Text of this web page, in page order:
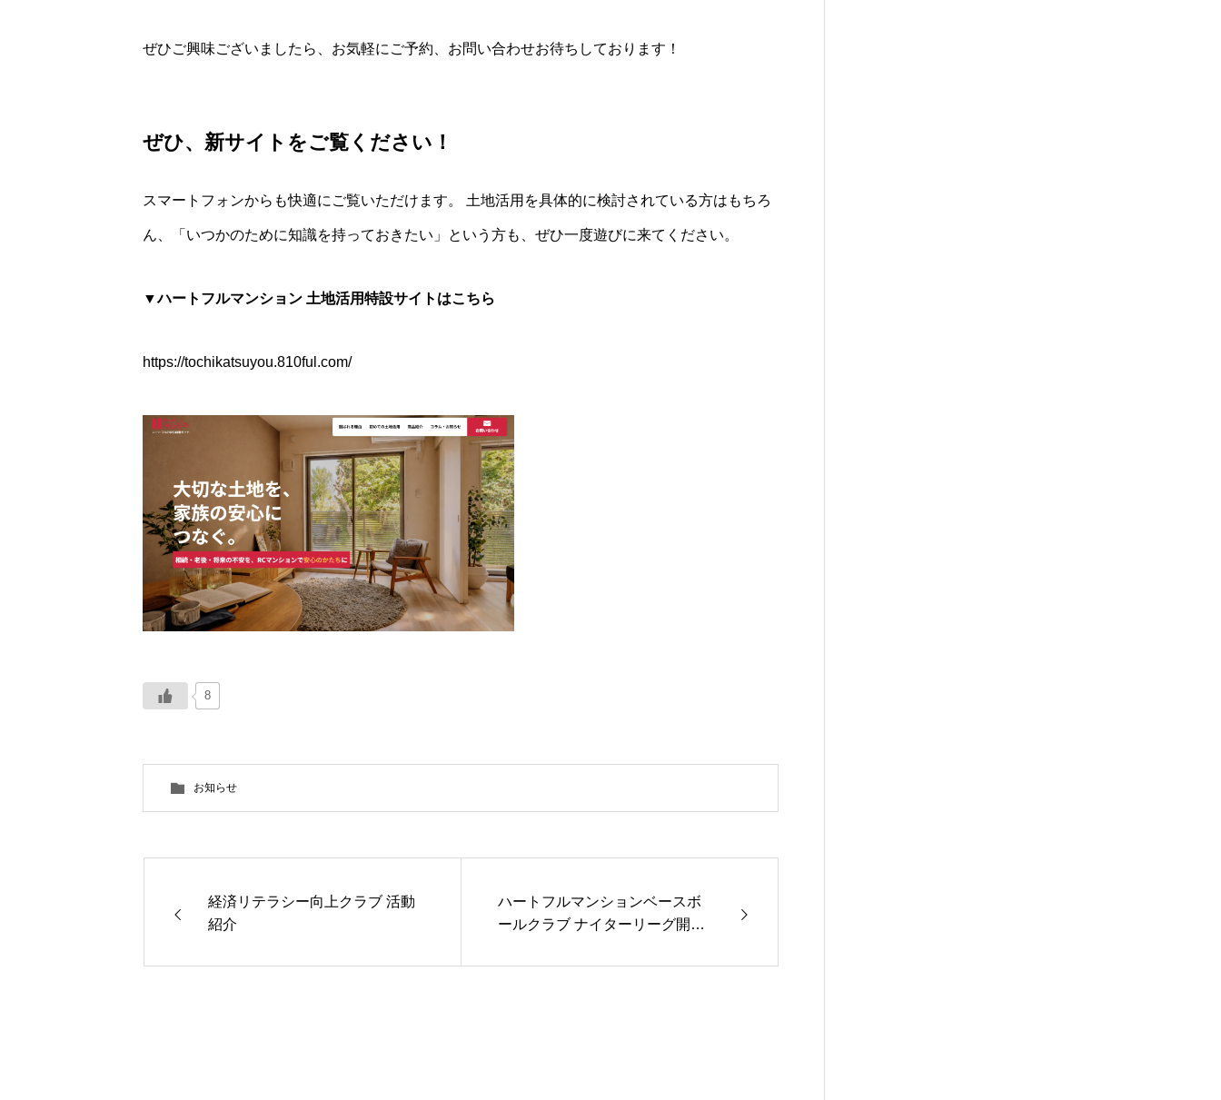
ぜひご興味ございましたら、お気軽にご予約、お問い合わせお待ちしております！
ぜひ、新サイトをご覧ください！
スマートフォンからも快適にご覧いただけます。 土地活用を具体的に検討されている方はもちろ
ん、「いつかのために知識を持っておきたい」という方も、ぜひ一度遊びに来てください。
▼ハートフルマンション 土地活用特設サイトはこちら
https://tochikatsuyou.810ful.com/
8
お知らせ
経済リテラシー向上クラブ 活動
紹介
ハートフルマンションベースボ
ールクラブ ナイターリーグ開幕